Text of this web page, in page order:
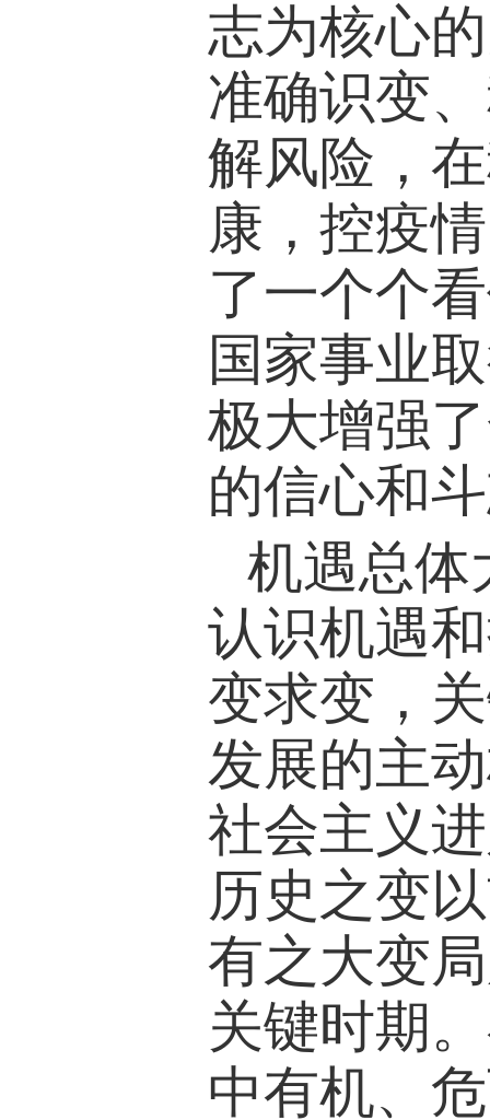
志为核心
准确识变
解风险，
康，控疫
了一个个
国家事业
极大增强
的信心和
机遇总体
认识机遇
变求变，
发展的主
社会主义
历史之变
有之大变
关键时期
中有机、